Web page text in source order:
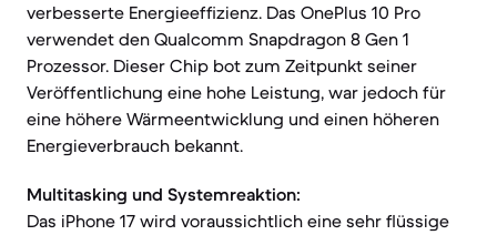
verbesserte Energieeffizienz. Das OnePlus 10 Pro
verwendet den Qualcomm Snapdragon 8 Gen 1
Prozessor. Dieser Chip bot zum Zeitpunkt seiner
Veröffentlichung eine hohe Leistung, war jedoch für
eine höhere Wärmeentwicklung und einen höheren
Energieverbrauch bekannt.
Multitasking und Systemreaktion:
Das iPhone 17 wird voraussichtlich eine sehr flüssige